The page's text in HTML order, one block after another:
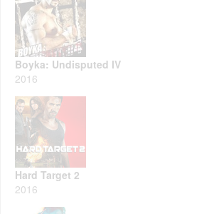
Boyka: Undisputed IV
2016
Hard Target 2
2016